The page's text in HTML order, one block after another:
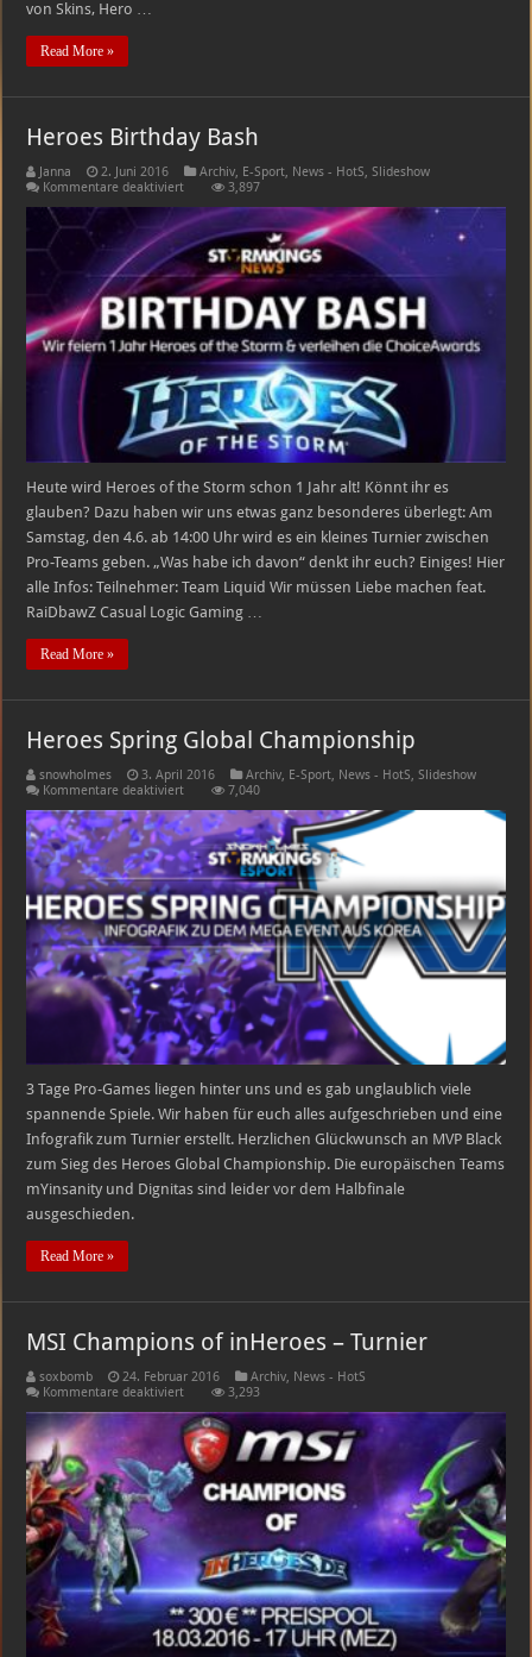
von Skins, Hero …
Read More »
Heroes Birthday Bash
Janna 2. Juni 2016 Archiv, E-Sport, News - HotS,Slideshow
Kommentare deaktiviertfür
Birthday
Bash
3,897
Heute wird Heroes of the Storm schon 1 Jahr alt! Könnt ihr es
glauben? Dazu haben wir uns etwas ganz besonderes überlegt: Am
Samstag, den 4.6. ab 14:00 Uhr wird es ein kleines Turnier zwischen
Pro-Teams geben. „Was habe ich davon“ denkt ihr euch? Einiges! Hier
alle Infos: Teilnehmer: Team Liquid Wir müssen Liebe machen feat.
RaiDbawZ Casual Logic Gaming …
Read More »
Heroes Spring Global Championship
snowholmes 3. April 2016 Archiv, E-Sport, News - HotS,Slideshow
Kommentare deaktiviertfür
Spring
Global
Championship
7,040
3 Tage Pro-Games liegen hinter uns und es gab unglaublich viele
spannende Spiele. Wir haben für euch alles aufgeschrieben und eine
Infografik zum Turnier erstellt. Herzlichen Glückwunsch an MVP Black
zum Sieg des Heroes Global Championship. Die europäischen Teams
mYinsanity und Dignitas sind leider vor dem Halbfinale
ausgeschieden.
Read More »
MSI Champions of inHeroes – Turnier
soxbomb 24. Februar 2016 Archiv, News - HotS
Kommentare deaktiviertfür
Champions
of
inHeroes
–
Turnier
3,293